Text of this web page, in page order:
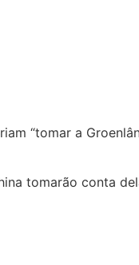
“tomar a
tomarão conta